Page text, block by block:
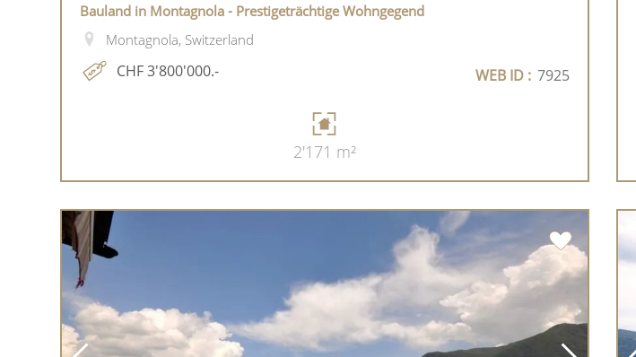
Bauland in Montagnola - Prestigeträchtige Wohngegend
Montagnola, Switzerland
CHF 3'800'000.- WEB ID : 7925
2'171 m²